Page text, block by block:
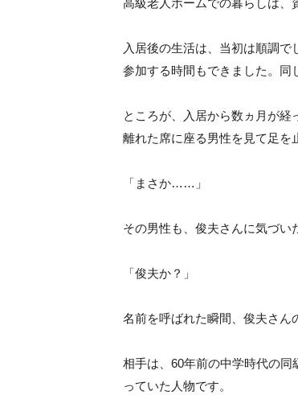
高級老人ホームでの暮らしは、
入居後の生活は、当初は順調
参加する時間もできました。同
ところが、入居から数ヵ月が
離れた席に座る男性を見て足を
「まさか……」
その男性も、俊夫さんに気づい
「俊夫か？」
名前を呼ばれた瞬間、俊夫さん
相手は、60年前の中学時代の
っていた人物です。